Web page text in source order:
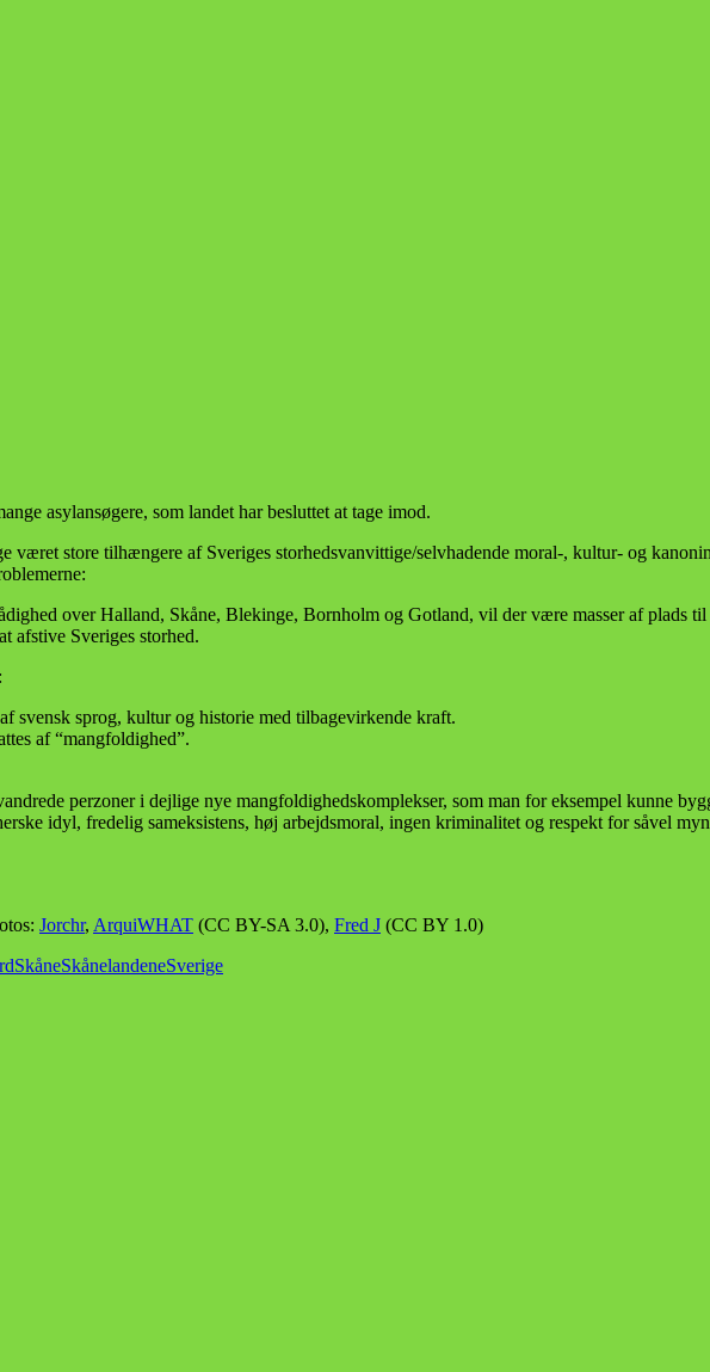
asylansøgere, som landet har besluttet at tage imod.
store tilhængere af Sveriges storhedsvanvittige/selvhadende moral-, kultur- og
over Halland, Skåne, Blekinge, Bornholm og Gotland, vil der være masser af plads til
afstive Sveriges storhed.
svensk sprog, kultur og historie med tilbagevirkende kraft.
af “mangfoldighed”.
perzoner i dejlige nye mangfoldighedskomplekser, som man for eksempel kunne
idyl, fredelig sameksistens, høj arbejdsmoral, ingen kriminalitet og respekt for såvel
Jorchr, ArquiWHAT (CC BY-SA 3.0), Fred J (CC BY 1.0)
SkåneSkånelandeneSverige